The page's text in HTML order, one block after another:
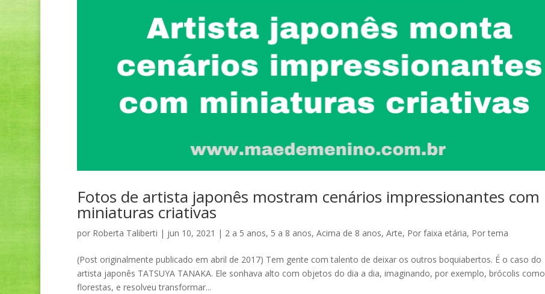
Fotos de artista japonês mostram cenários impressionantes com
miniaturas criativas
por Roberta Taliberti | jun 10, 2021 | 2 a 5 anos, 5 a 8 anos, Acima de 8 anos, Arte, Por faixa etária, Por tema
(Post originalmente publicado em abril de 2017) Tem gente com talento de deixar os outros boquiabertos. É o caso do
artista japonês TATSUYA TANAKA. Ele sonhava alto com objetos do dia a dia, imaginando, por exemplo, brócolis como
florestas, e resolveu transformar...